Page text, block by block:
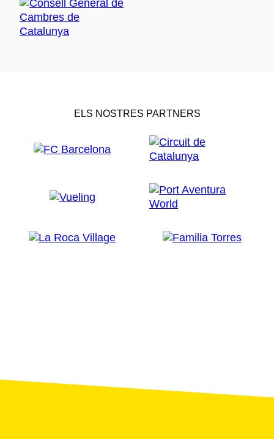
ELS NOSTRES PARTNERS